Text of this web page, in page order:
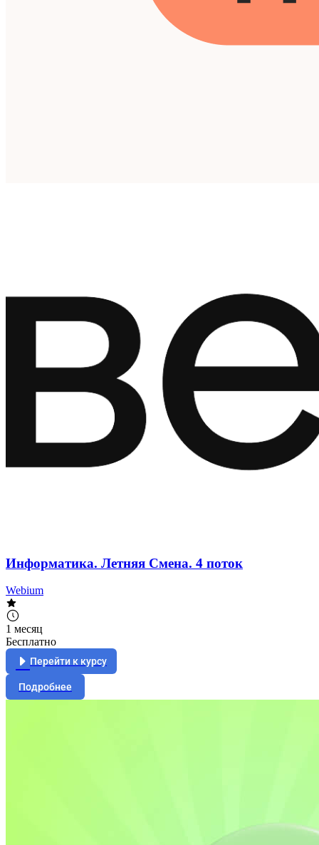
Информатика. Летняя Смена. 4 поток
Webium
1 месяц
Бесплатно
Перейти к курсу
Подробнее